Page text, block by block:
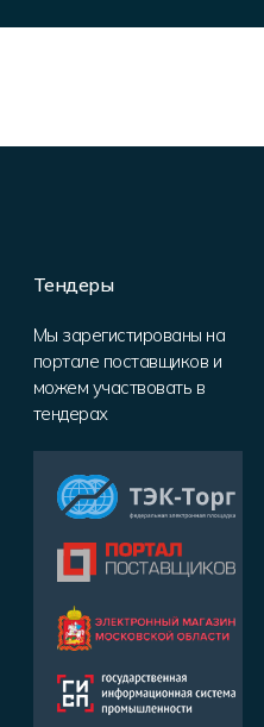
Тендеры
Мы зарегистированы на
портале поставщиков и
можем участвовать в
тендерах